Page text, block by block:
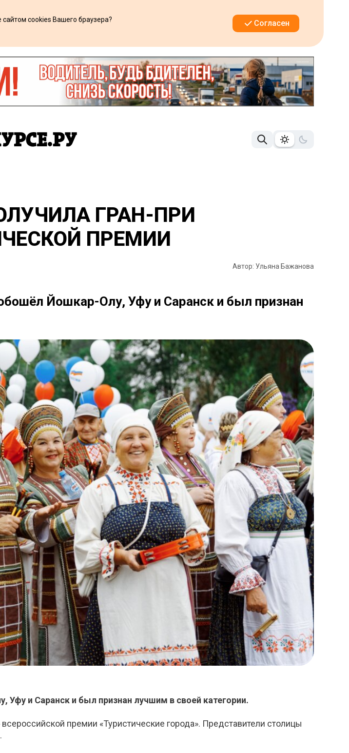
cookies Вашего браузера?
Согласен
ГРАН-ПРИ
ПРЕМИИ
Автор: Ульяна Бажанова
Йошкар-Олу, Уфу и Саранск и был признан
и Саранск и был признан лучшим в своей категории.
премии «Туристические города». Представители столицы